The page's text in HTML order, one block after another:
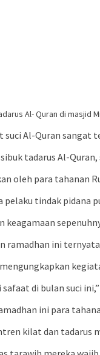
Al- Quran di masjid
suci Al-Quran sangat
tadarus Al-
oleh para tahanan
pelaku tindak pidana
keagamaan
ramadhan ini
di bulan suci
ini para
kilat dan tadarus